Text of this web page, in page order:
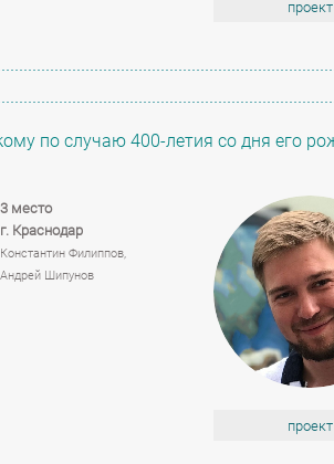
проект
по случаю 400-летия со дня его
3 место
г. Краснодар
Константин Филиппов,
Андрей Шипунов
проект